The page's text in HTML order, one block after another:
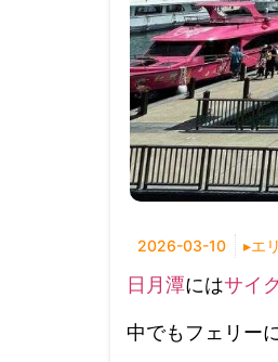
2026-03-10 ▸エ
日月潭にはサイ
中でもフェリー